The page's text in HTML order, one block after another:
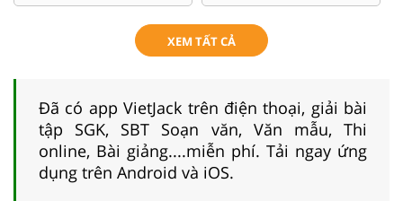
XEM TẤT CẢ
Đã có app VietJack trên điện thoại, giải bài
tập SGK, SBT Soạn văn, Văn mẫu, Thi
online, Bài giảng....miễn phí. Tải ngay ứng
dụng trên Android và iOS.